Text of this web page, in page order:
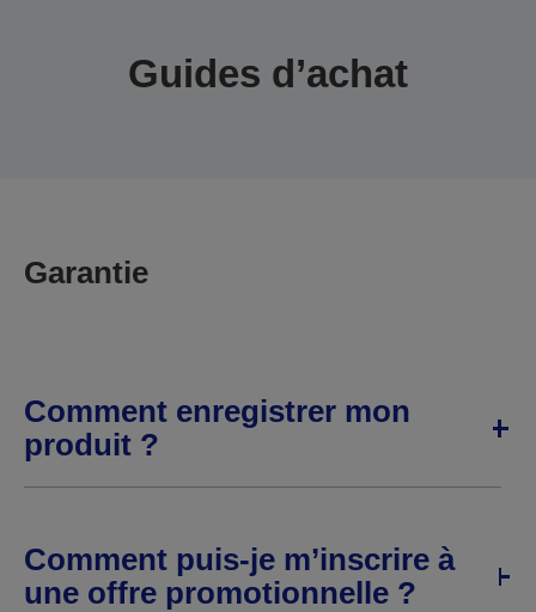
Guides d’achat
Garantie
Comment enregistrer mon
produit ?
Comment puis-je m’inscrire à
une offre promotionnelle ?